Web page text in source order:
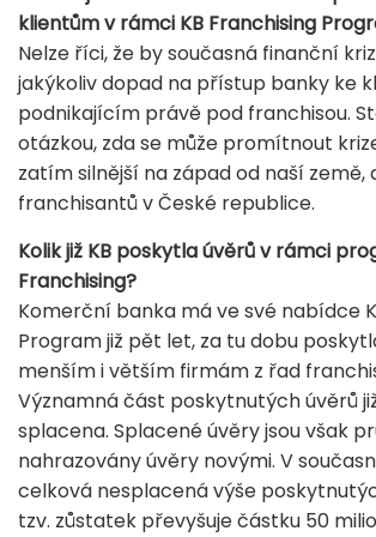
klientům v rámci KB Franchising
Nelze říci, že by současná finanční
jakýkoliv dopad na přístup banky ke
podnikajícím právě pod franchisou.
otázkou, zda se může promítnout
zatím silnější na západ od naší země,
franchisantů v České republice.
Kolik již KB poskytla úvěrů v rámci
Franchising?
Komerční banka má ve své nabídce
Program již pět let, za tu dobu
menším i větším firmám z řad
Významná část poskytnutých úvěrů
splacena. Splacené úvěry jsou však
nahrazovány úvěry novými. V
celková nesplacená výše
tzv. zůstatek převyšuje částku 50